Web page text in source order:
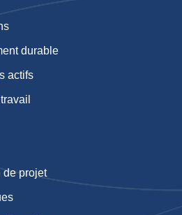
durable
actifs
de projet